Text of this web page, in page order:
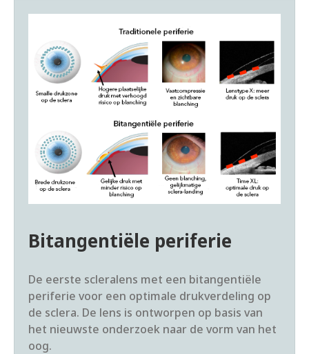
Bitangentiële periferie
De eerste scleralens met een bitangentiële
periferie voor een optimale drukverdeling op
de sclera. De lens is ontworpen op basis van
het nieuwste onderzoek naar de vorm van het
oog.